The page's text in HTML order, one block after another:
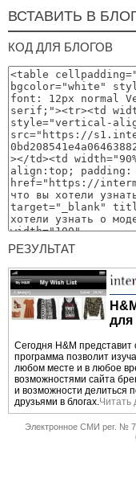
ВСТАВИТЬ В
КОД ДЛЯ БЛОГОВ
РЕЗУЛЬТАТ
для
Сегодня H&M
программа позволит
любом месте и в любое
возможностями сайта
и возможности делиться
друзьями в блогах.Читать
Электронное СМИ рег. №